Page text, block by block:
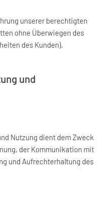
unserer berechtigten
ohne Überwiegen des
des Kunden).
und
Nutzung dient dem Zweck
der Kommunikation mit
und Aufrechterhaltung des